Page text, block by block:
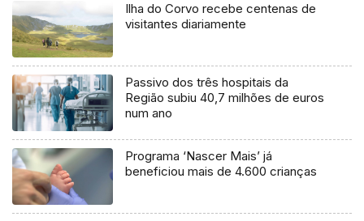
Ilha do Corvo recebe centenas de
visitantes diariamente
Passivo dos três hospitais da
Região subiu 40,7 milhões de euros
num ano
Programa ‘Nascer Mais’ já
beneficiou mais de 4.600 crianças